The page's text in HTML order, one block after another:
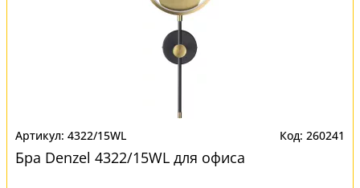
4322/15WL 260241
Бра Denzel 4322/15WL для офиса